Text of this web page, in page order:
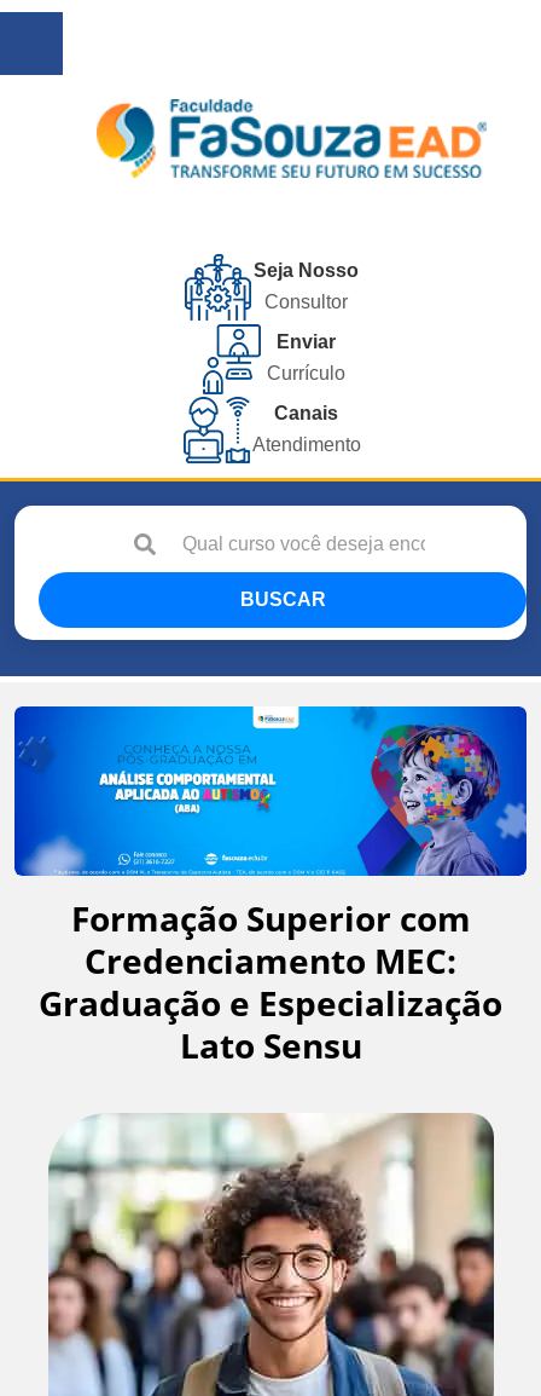
Seja Nosso
Consultor
Enviar
Currículo
Canais
Atendimento
BUSCAR
Formação Superior com
Credenciamento MEC:
Graduação e Especialização
Lato Sensu